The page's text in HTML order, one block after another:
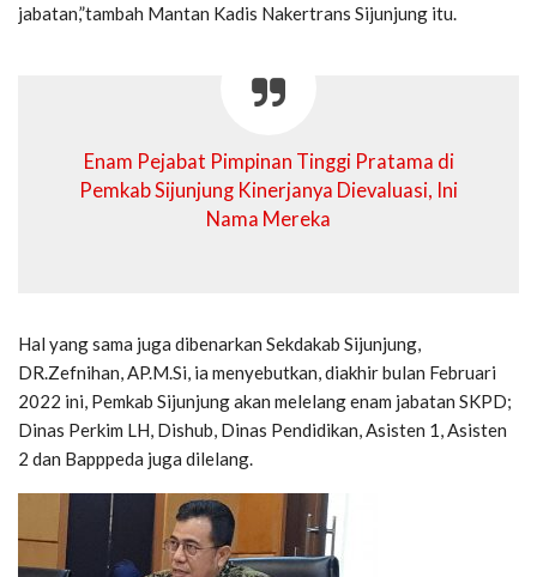
jabatan,”tambah Mantan Kadis Nakertrans Sijunjung itu.
Enam Pejabat Pimpinan Tinggi Pratama di
Pemkab Sijunjung Kinerjanya Dievaluasi, Ini
Nama Mereka
Hal yang sama juga dibenarkan Sekdakab Sijunjung,
DR.Zefnihan, AP.M.Si, ia menyebutkan, diakhir bulan Februari
2022 ini, Pemkab Sijunjung akan melelang enam jabatan SKPD;
Dinas Perkim LH, Dishub, Dinas Pendidikan, Asisten 1, Asisten
2 dan Bapppeda juga dilelang.